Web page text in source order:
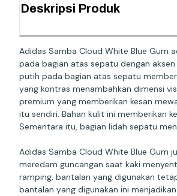
Deskripsi Produk
Adidas Samba Cloud White Blue Gum
pada bagian atas sepatu dengan
putih pada bagian atas sepatu
yang kontras menambahkan dimensi
premium yang memberikan kesan
itu sendiri. Bahan kulit ini memberikan
Sementara itu, bagian lidah sepatu
Adidas Samba Cloud White Blue Gum
meredam guncangan saat kaki
ramping, bantalan yang digunakan
bantalan yang digunakan ini